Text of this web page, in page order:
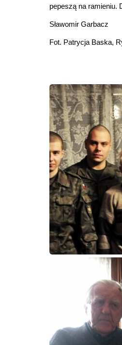
pepeszą na ramieniu.
Sławomir Garbacz
Fot. Patrycja Baska,